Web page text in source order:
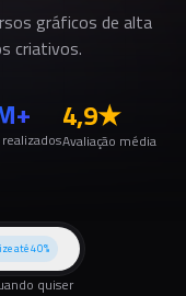
gráficos de alta
criativos.
4,9★
Avaliação média
até 40%
quiser